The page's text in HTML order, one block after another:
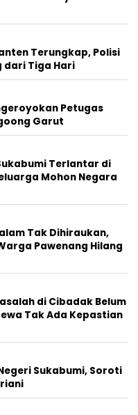
Terungkap, Polisi
dari Tiga Hari
Petugas
Garut
Terlantar di
Mohon Negara
Tak Dihiraukan,
Pawenang Hilang
di Cibadak Belum
Tak Ada Kepastian
Sukabumi, Soroti